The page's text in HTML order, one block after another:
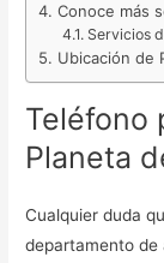
Conoce más
Servicios
Ubicación de
Teléfono
Planeta
Cualquier duda
departamento